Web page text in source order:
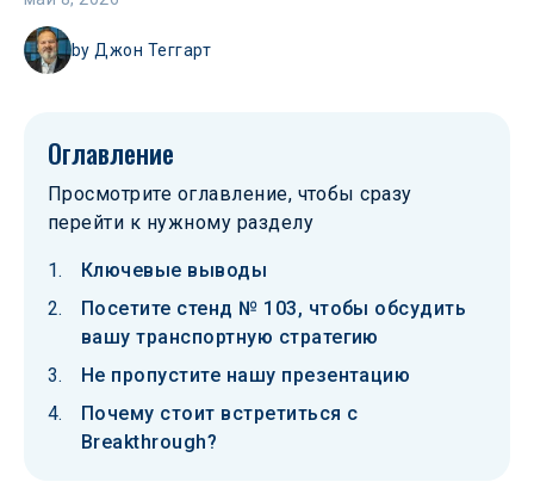
by Джон Теггарт
Оглавление
Просмотрите оглавление, чтобы сразу
перейти к нужному разделу
Ключевые выводы
Посетите стенд № 103, чтобы обсудить
вашу транспортную стратегию
Не пропустите нашу презентацию
Почему стоит встретиться с
Breakthrough?